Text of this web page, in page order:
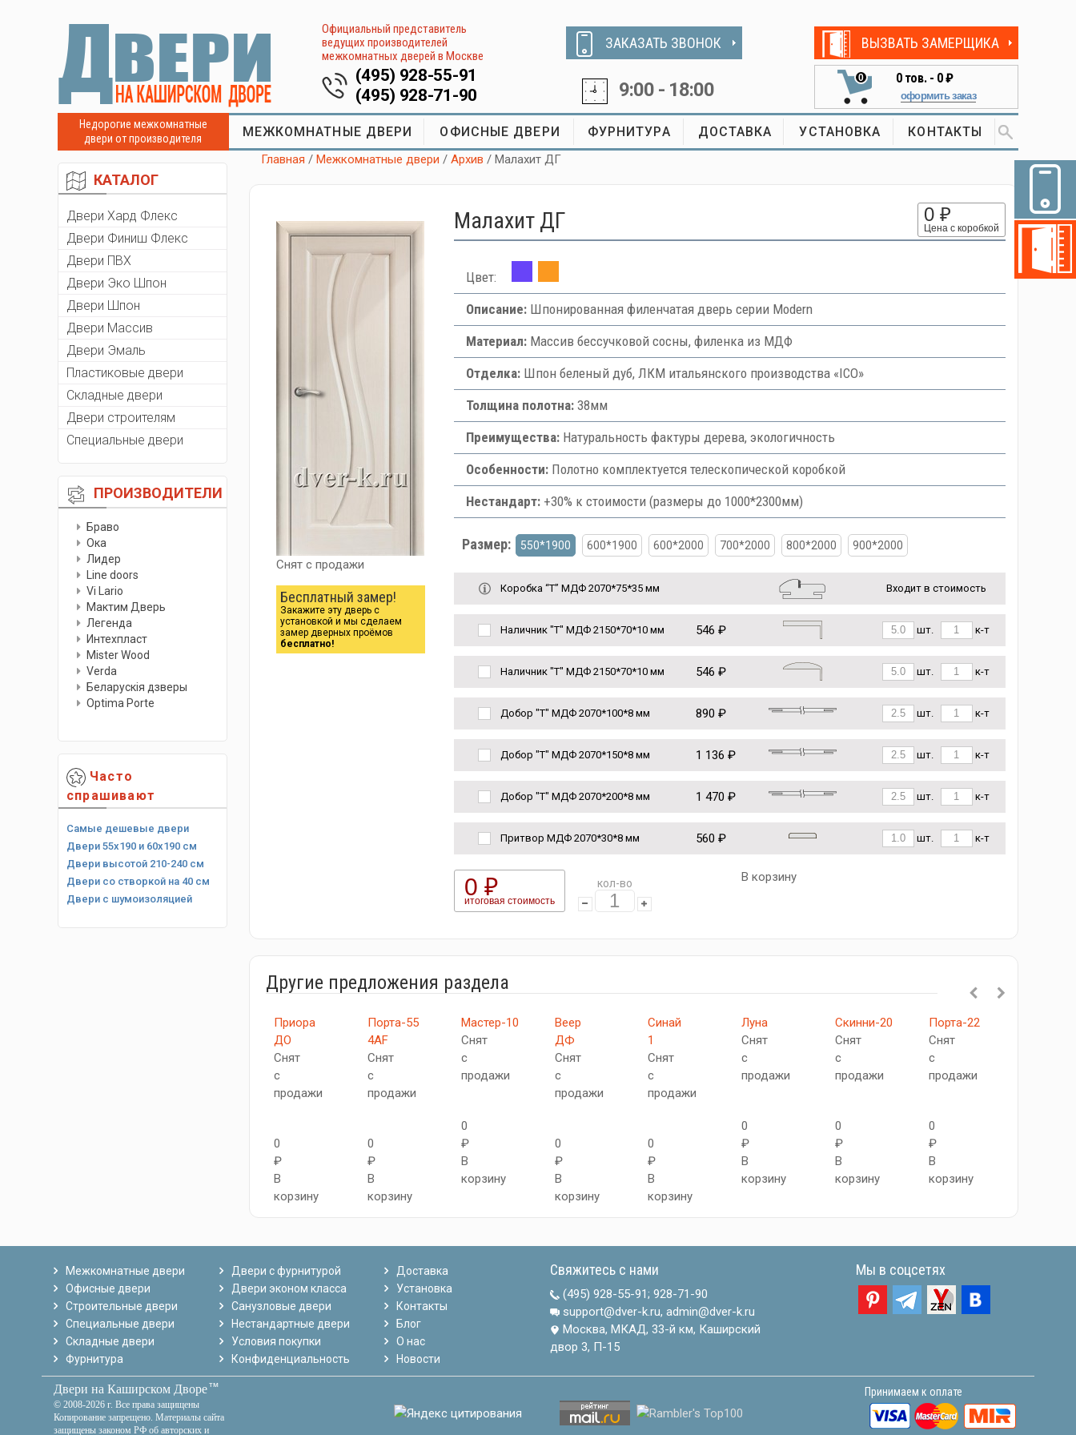
Официальный представитель
ведущих производителей
межкомнатных дверей в Москве
(495) 928-55-91
(495) 928-71-90
ЗАКАЗАТЬ ЗВОНОК
9:00 - 18:00
ВЫЗВАТЬ ЗАМЕРЩИКА
0 0тов. - 0 ₽
оформить заказ
Недорогие межкомнатные
двери от производителя
МЕЖКОМНАТНЫЕ ДВЕРИ ОФИСНЫЕ ДВЕРИ ФУРНИТУРА ДОСТАВКА УСТАНОВКА КОНТАКТЫ
КАТАЛОГ
Двери Хард Флекс
Двери Финиш Флекс
Двери ПВХ
Двери Эко Шпон
Двери Шпон
Двери Массив
Двери Эмаль
Пластиковые двери
Складные двери
Двери строителям
Специальные двери
ПРОИЗВОДИТЕЛИ
Браво
Ока
Лидер
Line doors
Vi Lario
Мактим Дверь
Легенда
Интехпласт
Мister Wood
Verda
Беларускiя дзверы
Optima Porte
Часто
спрашивают
Самые дешевые двери
Двери 55х190 и 60х190 см
Двери высотой 210-240 см
Двери со створкой на 40 см
Двери с шумоизоляцией
Главная /Межкомнатные двери /Архив / Малахит ДГ
Снят с продажи
Бесплатный замер!
Закажите эту дверь с
установкой и мы сделаем
замер дверных проёмов
бесплатно!
Малахит ДГ 0 ₽
Цена с коробкой
Цвет:
Описание:Шпонированная филенчатая дверь серии Modern
Материал:Массив бессучковой сосны, филенка из МДФ
Отделка:Шпон беленый дуб, ЛКМ итальянского производства «ICO»
Толщина полотна:38мм
Преимущества:Натуральность фактуры дерева, экологичность
Особенности:Полотно комплектуется телескопической коробкой
Нестандарт:+30% к стоимости (размеры до 1000*2300мм)
Размер: 550*1900 600*1900 600*2000 700*2000 800*2000 900*2000
Коробка “Т” МДФ 2070*75*35 мм Входит в стоимость
Наличник "Т" МДФ 2150*70*10 мм 546 ₽ шт. к-т
Наличник "Т" МДФ 2150*70*10 мм 546 ₽ шт. к-т
Добор "Т" МДФ 2070*100*8 мм 890 ₽ шт. к-т
Добор "Т" МДФ 2070*150*8 мм 1 136 ₽ шт. к-т
Добор "Т" МДФ 2070*200*8 мм 1 470 ₽ шт. к-т
Притвор МДФ 2070*30*8 мм 560 ₽ шт. к-т
0 ₽
итоговая стоимость
кол-во В корзину
Другие предложения раздела
Приора
ДО
Снят
с
продажи
0
₽
В
корзину
Порта-55
4AF
Снят
с
продажи
0
₽
В
корзину
Мастер-10
Снят
с
продажи
0
₽
В
корзину
Веер
ДФ
Снят
с
продажи
0
₽
В
корзину
Синай
1
Снят
с
продажи
0
₽
В
корзину
Луна
Снят
с
продажи
0
₽
В
корзину
Скинни-20
Снят
с
продажи
0
₽
В
корзину
Порта-22
Снят
с
продажи
0
₽
В
корзину
Межкомнатные двери
Офисные двери
Строительные двери
Специальные двери
Складные двери
Фурнитура
Двери с фурнитурой
Двери эконом класса
Санузловые двери
Нестандартные двери
Условия покупки
Конфиденциальность
Доставка
Установка
Контакты
Блог
О нас
Новости
Свяжитесь с нами
(495) 928-55-91; 928-71-90
support@dver-k.ru, admin@dver-k.ru
Москва, МКАД, 33-й км, Каширский
двор 3, П-15
Мы в соцсетях
Двери на Каширском Дворетм
© 2008-2026 г. Все права защищены
Копирование запрещено. Материалы сайта
защищены законом РФ об авторских и
Принимаем к оплате